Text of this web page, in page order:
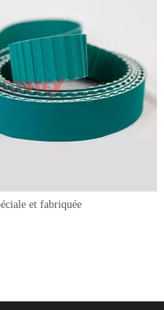
et fabriquée